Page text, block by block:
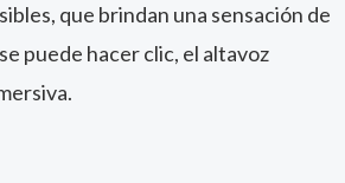
que brindan una sensación de
puede hacer clic, el altavoz